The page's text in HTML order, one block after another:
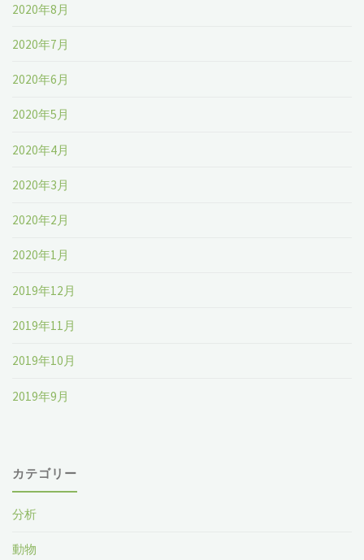
2020年8月
2020年7月
2020年6月
2020年5月
2020年4月
2020年3月
2020年2月
2020年1月
2019年12月
2019年11月
2019年10月
2019年9月
カテゴリー
分析
動物